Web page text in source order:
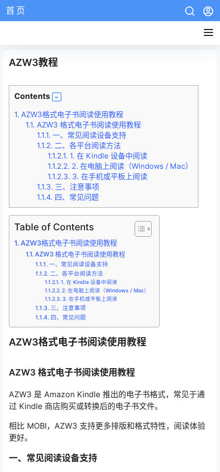
首页
网站介绍
AZW3教程
Contents
1. AZW3格式电子书阅读使用教程
1.1. AZW3 格式电子书阅读使用教程
1.1.1. 一、常见阅读设备支持
1.1.2. 二、各平台阅读方法
1.1.2.1. 1. 在 Kindle 设备中阅读
1.1.2.2. 2. 在电脑上阅读（Windows / Mac）
1.1.2.3. 3. 在手机或平板上阅读
1.1.3. 三、注意事项
1.1.4. 四、常见问题
Table of Contents
AZW3格式电子书阅读使用教程
AZW3 格式电子书阅读使用教程
一、常见阅读设备支持
二、各平台阅读方法
1. 在 Kindle 设备中阅读
2. 在电脑上阅读（Windows / Mac）
3. 在手机或平板上阅读
三、注意事项
四、常见问题
AZW3格式电子书阅读使用教程
AZW3 格式电子书阅读使用教程
AZW3 是 Amazon Kindle 推出的电子书格式，常见于通
过 Kindle 商店购买或转换后的电子书文件。
相比 MOBI，AZW3 支持更多排版和格式特性，阅读体验
更好。
一、常见阅读设备支持